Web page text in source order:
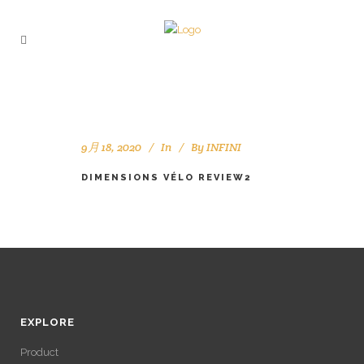
9月 18, 2020 In ByINFINI
DIMENSIONS VÉLO REVIEW2
EXPLORE
Product